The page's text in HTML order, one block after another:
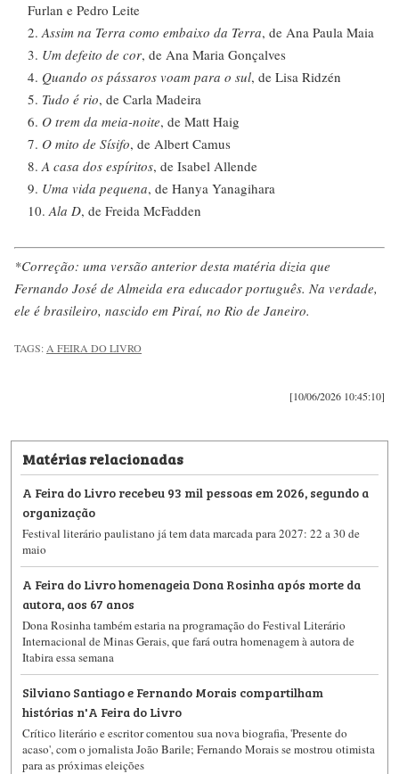
Furlan e Pedro Leite
Assim na Terra como embaixo da Terra, de Ana Paula Maia
Um defeito de cor, de Ana Maria Gonçalves
Quando os pássaros voam para o sul, de Lisa Ridzén
Tudo é rio, de Carla Madeira
O trem da meia-noite, de Matt Haig
O mito de Sísifo, de Albert Camus
A casa dos espíritos, de Isabel Allende
Uma vida pequena, de Hanya Yanagihara
Ala D, de Freida McFadden
*Correção: uma versão anterior desta matéria dizia que
Fernando José de Almeida era educador português. Na verdade,
ele é brasileiro, nascido em Piraí, no Rio de Janeiro.
TAGS: A FEIRA DO LIVRO
[10/06/2026 10:45:10]
Matérias relacionadas
A Feira do Livro recebeu 93 mil pessoas em 2026, segundo a
organização
Festival literário paulistano já tem data marcada para 2027: 22 a 30 de
maio
A Feira do Livro homenageia Dona Rosinha após morte da
autora, aos 67 anos
Dona Rosinha também estaria na programação do Festival Literário
Internacional de Minas Gerais, que fará outra homenagem à autora de
Itabira essa semana
Silviano Santiago e Fernando Morais compartilham
histórias n'A Feira do Livro
Crítico literário e escritor comentou sua nova biografia, 'Presente do
acaso', com o jornalista João Barile; Fernando Morais se mostrou otimista
para as próximas eleições